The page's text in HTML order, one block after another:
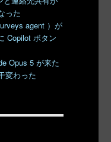
った
agent ）が
Copilot ボタン
Opus 5 が来た
変わった